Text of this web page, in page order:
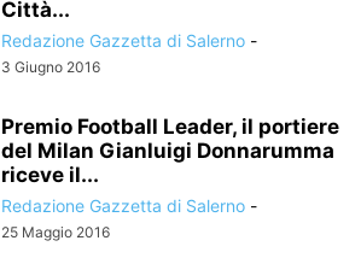
Città...
Redazione Gazzetta di Salerno -
3 Giugno 2016
Premio Football Leader, il portiere
del Milan Gianluigi Donnarumma
riceve il...
Redazione Gazzetta di Salerno -
25 Maggio 2016